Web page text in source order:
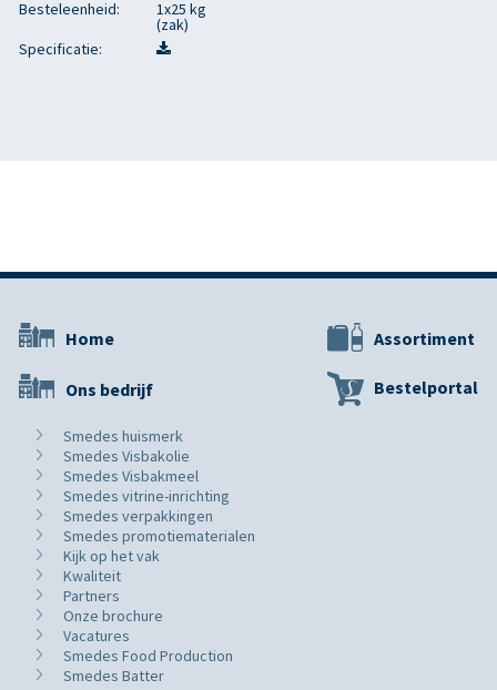
Besteleenheid:
1x25 kg
(zak)
Specificatie:
Home
Ons bedrijf
Smedes huismerk
Smedes Visbakolie
Smedes Visbakmeel
Smedes vitrine-inrichting
Smedes verpakkingen
Smedes promotiematerialen
Kijk op het vak
Kwaliteit
Partners
Onze brochure
Vacatures
Smedes Food Production
Smedes Batter
Assortiment
Bestelportal